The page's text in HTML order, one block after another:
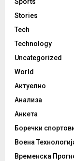
Stories
Tech
Technology
Uncategorized
World
Актуелно
Анализа
Анкета
Боречки
Воена
Временска